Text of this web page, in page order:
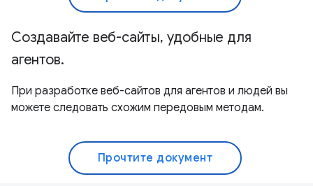
Создавайте веб-сайты, удобные для
агентов.
При разработке веб-сайтов для агентов и людей вы
можете следовать схожим передовым методам.
Прочтите документ